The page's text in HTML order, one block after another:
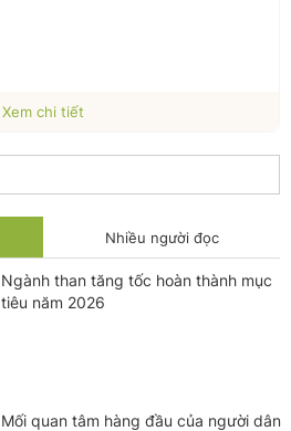
Xem chi tiết
Nhiều người đọc
Ngành than tăng tốc hoàn thành mục
tiêu năm 2026
Mối quan tâm hàng đầu của người dân